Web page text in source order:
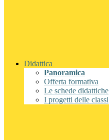
Didattica
Panoramica
Offerta formativa
Le schede didattiche
I progetti delle classi